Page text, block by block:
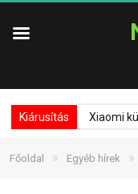
Kiárusítás Xiaomi
Főoldal » Egyéb hírek »